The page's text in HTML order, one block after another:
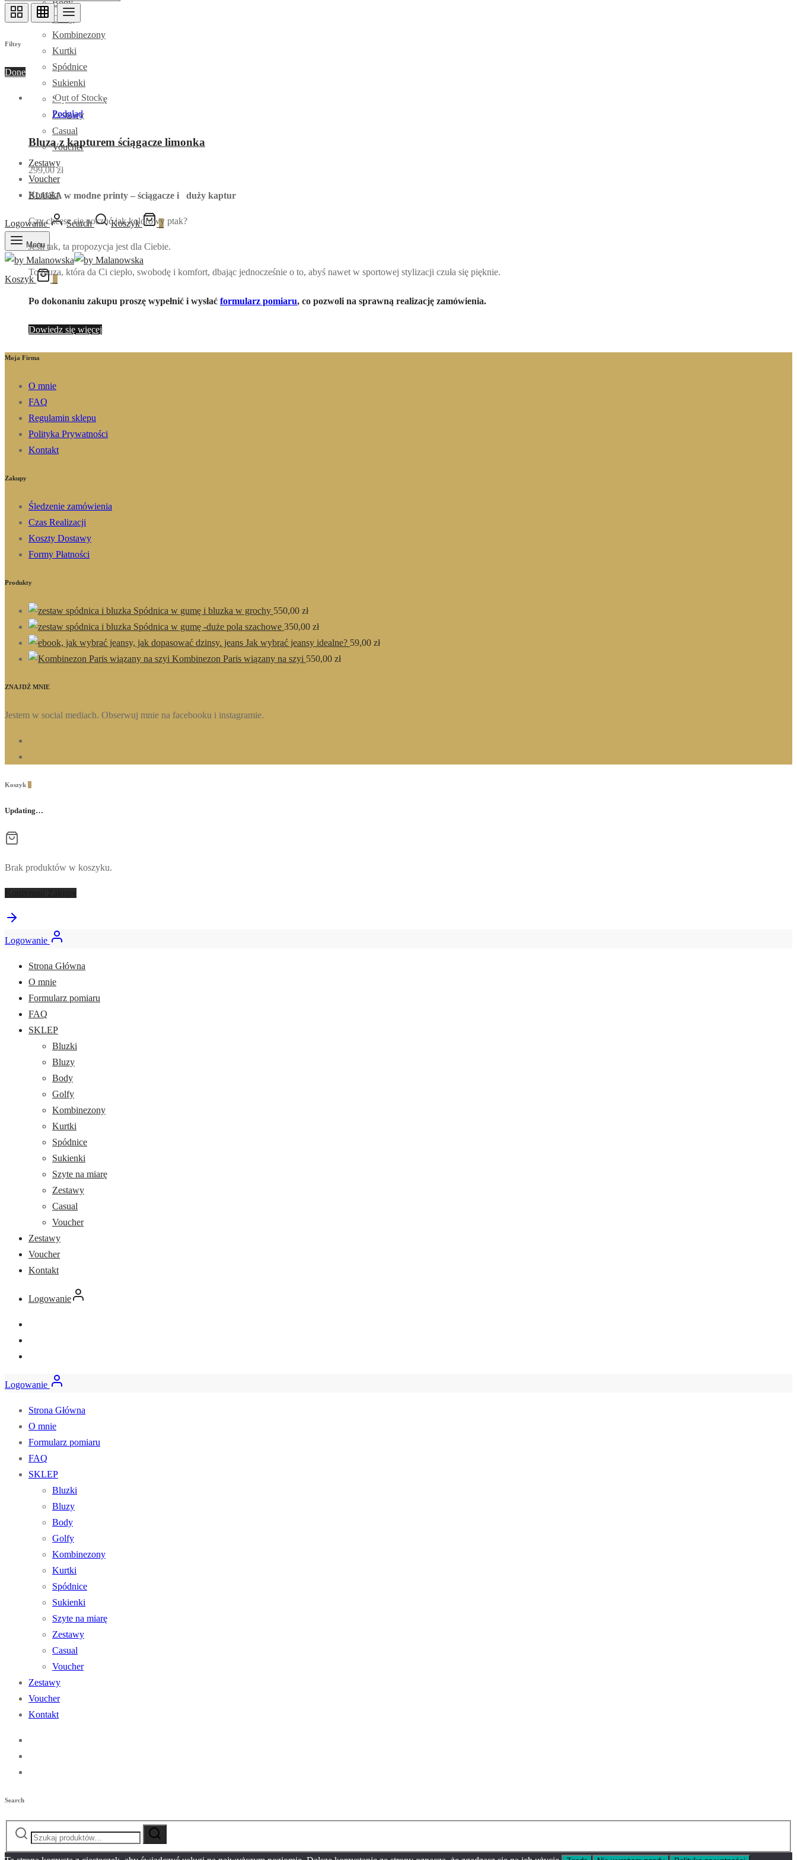
Body
Golfy
Kombinezony
Kurtki
Spódnice
Sukienki
Szyte na miarę
Zestawy
Casual
Voucher
Zestawy
Voucher
Kontakt
Logowanie Search Koszyk 0
Menu
Koszyk
Filtry
Done
Out of Stock
Podgląd
Bluza z kapturem ściągacze limonka
299,00zł
BLUZA w modne printy – ściągacze i duży kaptur
Czy chcesz się poczuć jak kolorowy ptak?
Jeśli tak, ta propozycja jest dla Ciebie.
To bluza, która da Ci ciepło, swobodę i komfort, dbając jednocześnie o to, abyś nawet w sportowej stylizacji czuła się pięknie.
Po dokonaniu zakupu proszę wypełnić i wysłać formularz pomiaru, co pozwoli na sprawną realizację zamówienia.
Dowiedz się więcej
Moja Firma
O mnie
FAQ
Regulamin sklepu
Polityka Prywatności
Kontakt
Zakupy
Śledzenie zamówienia
Czas Realizacji
Koszty Dostawy
Formy Płatności
Produkty
Spódnica w gumę i bluzka w grochy 550,00 zł
Spódnica w gumę -duże pola szachowe 350,00 zł
Jak wybrać jeansy idealne? 59,00 zł
Kombinezon Paris wiązany na szyi 550,00 zł
ZNAJDŹ MNIE
Jestem w social mediach. Obserwuj mnie na facebooku i instagramie.
Koszyk
Updating…
Brak produktów w koszyku.
Logowanie
Strona Główna
O mnie
Formularz pomiaru
FAQ
SKLEP
Bluzki
Bluzy
Body
Golfy
Kombinezony
Kurtki
Spódnice
Sukienki
Szyte na miarę
Zestawy
Casual
Voucher
Zestawy
Voucher
Kontakt
Logowanie
Logowanie
Strona Główna
O mnie
Formularz pomiaru
FAQ
SKLEP
Bluzki
Bluzy
Body
Golfy
Kombinezony
Kurtki
Spódnice
Sukienki
Szyte na miarę
Zestawy
Casual
Voucher
Zestawy
Voucher
Kontakt
Search
Szukaj: Szukaj